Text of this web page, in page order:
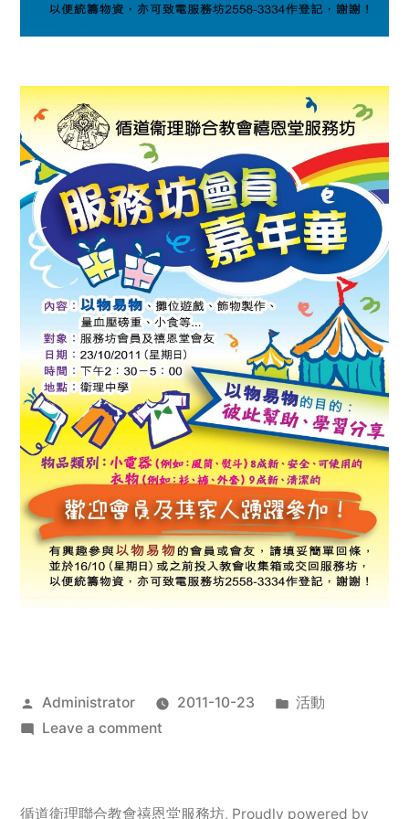
Posted
by
Administrator 2011-10-23
Posted
活動
Leave a commenton
服
循道衛理聯合教會禧恩堂服務坊, Proudly powered by